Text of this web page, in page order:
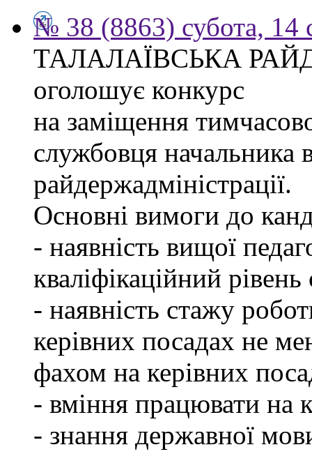
№ 38 (8863) субота, 14
ТАЛАЛАЇВСЬКА
оголошує конкурс
на заміщення
службовця начальника
райдержадміністрації.
Основні вимоги до
- наявність вищої
кваліфікаційний рівень
- наявність стажу
керівних посадах не
фахом на керівних
- вміння працювати на
- знання державної